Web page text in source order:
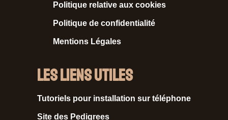
Politique relative aux cookies
Politique de confidentialité
Mentions Légales
Les liens utiles
Tutoriels pour installation sur téléphone
Site des Pedigrees